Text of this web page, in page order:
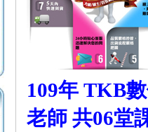
109年 TKB
老師 共06堂